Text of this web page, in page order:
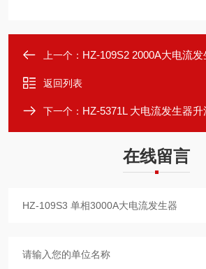
上一个： HZ-109S2 2000A大电流发
返回列表
下一个： HZ-5371L 大电流发生器
在线留言